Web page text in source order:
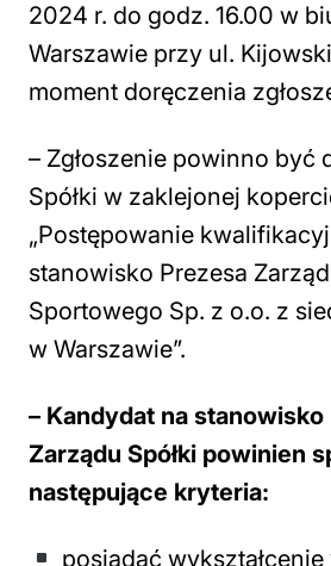
2024 r. do godz. 16.00 w
Warszawie przy ul.
moment doręczenia
– Zgłoszenie powinno być
Spółki w zaklejonej
„Postępowanie
stanowisko Prezesa
Sportowego Sp. z o.o. z
w Warszawie”.
– Kandydat na stanowisko
Zarządu Spółki powinien
następujące kryteria:
posiadać